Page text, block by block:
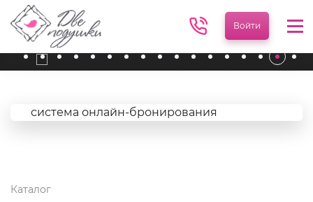
Войти
система онлайн-бронирования
Каталог